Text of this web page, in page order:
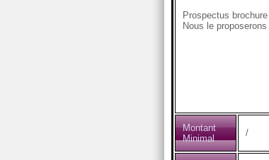
Prospectus
Nous le
Montant
Minimal
/